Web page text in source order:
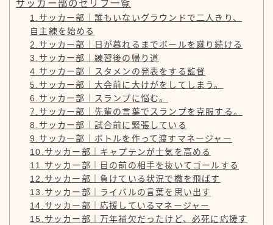
サッカー部のセリフ一覧
1.サッカー部｜誰もいないグラウンドで二人きり、
自主練を始める
2.サッカー部｜日が暮れるまでボールを蹴り続ける
3.サッカー部｜練習後の帰り道
4.サッカー部｜スタメンの発表をする監督
5.サッカー部｜大会前に大けがをしてしまう。
6.サッカー部｜スランプに悩む。
7.サッカー部｜先輩の言葉でスランプを克服する。
8.サッカー部｜試合前に緊張している
9.サッカー部｜ボトルを作って渡すマネージャー
10.サッカー部｜キャプテンが士気を高める
11.サッカー部｜目の前の相手を抜いてゴールする
12.サッカー部｜負けている状況で檄を飛ばす
13.サッカー部｜ライバルの言葉を思い出す
14.サッカー部｜応援しているマネージャー
15.サッカー部｜万年補欠だったけど、必死に応援す